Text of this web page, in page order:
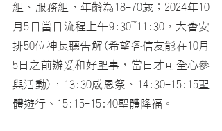
組、服務組，年齡為18-70歲；2024年10
月5日當日流程上午9:30~11:30，大會安
排50位神長聽告解(希望各信友能在10月
5日之前辦妥和好聖事，當日才可全心參
與活動)，13:30感恩祭、14:30-15:15聖
體遊行、15:15-15:40聖體降福。